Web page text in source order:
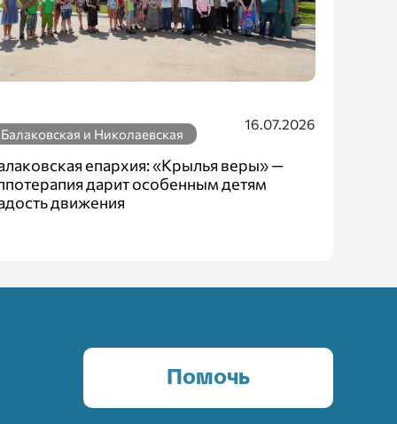
Балаковская и Николаевская
16.07.2026
епархия: «Крылья веры» —
дарит особенным детям
движения
Помочь